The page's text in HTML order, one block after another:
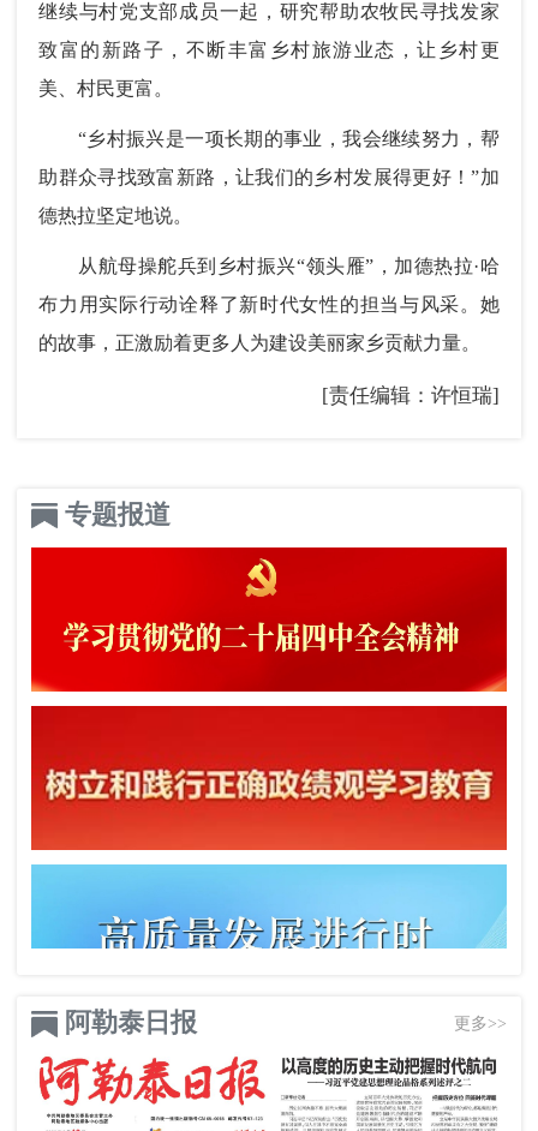
继续与村党支部成员一起，研究帮助农牧民寻找发家
致富的新路子，不断丰富乡村旅游业态，让乡村更
美、村民更富。
“乡村振兴是一项长期的事业，我会继续努力，帮
助群众寻找致富新路，让我们的乡村发展得更好！”加
德热拉坚定地说。
从航母操舵兵到乡村振兴“领头雁”， 加德热拉·哈
布力 用实际行动诠释了新时代女性的担当与风采。她
的故事，正激励着更多人为建设美丽家乡贡献力量。
[责任编辑：许恒瑞]
专题报道
阿勒泰日报 更多>>